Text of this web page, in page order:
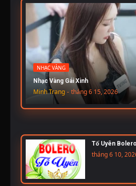
NHẠC VÀNG
Nhạc Vàng Gái Xinh
Minh Trang - tháng 6 15, 2026
Tố Uyên Bolero
tháng 6 10,